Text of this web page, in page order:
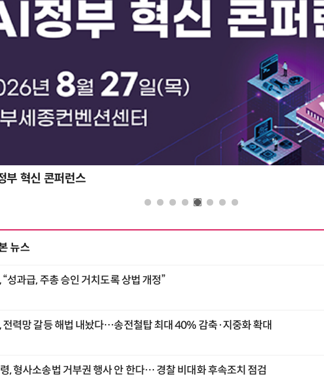
뉴스
“성과급, 주총 승인 거치도록 상법 개정”
전력망 갈등 해법 내놨다…송전철탑 최대 40% 감축·지중화 확대
, 형사소송법 거부권 행사 안 한다… 경찰 비대화 후속조치 점검